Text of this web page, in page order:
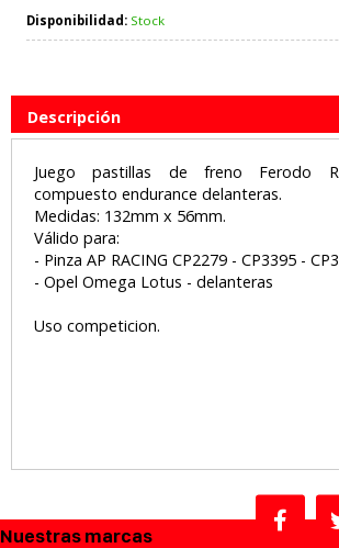
Disponibilidad: Stock
Descripción
Juego pastillas de freno Ferodo
compuesto endurance delanteras.
Medidas: 132mm x 56mm.
Válido para:
- Pinza AP RACING CP2279 - CP3395 -
- Opel Omega Lotus - delanteras
Uso competicion.
Nuestras marcas